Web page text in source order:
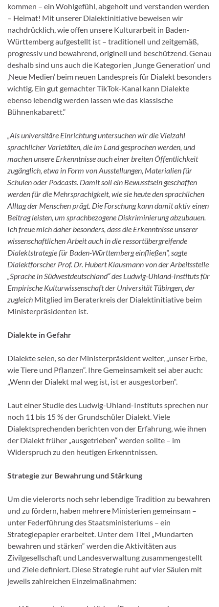
kommen – ein Wohlgefühl, abgeholt und verstanden werden
– Heimat! Mit unserer Dialektinitiative beweisen wir
nachdrücklich, wie offen unsere Kulturarbeit in Baden-
Württemberg aufgestellt ist – traditionell und zeitgemäß,
progressiv und bewahrend, originell und beschützend. Genau
deshalb sind uns auch die Kategorien ‚Junge Generation‘ und
‚Neue Medien‘ beim neuen Landespreis für Dialekt besonders
wichtig. Ein gut gemachter TikTok-Kanal kann Dialekte
ebenso lebendig werden lassen wie das klassische
Bühnenkabarett.“
„Als universitäre Einrichtung untersuchen wir die Vielzahl
sprachlicher Varietäten, die im Land gesprochen werden, und
machen unsere Erkenntnisse auch einer breiten Öffentlichkeit
zugänglich, etwa in Form von Ausstellungen, Materialien für
Schulen oder Podcasts. Damit soll ein Bewusstsein geschaffen
werden für die Mehrsprachigkeit, wie sie heute den sprachlichen
Alltag der Menschen prägt. Die Forschung kann damit aktiv einen
Beitrag leisten, um sprachbezogene Diskriminierung abzubauen.
Ich freue mich daher besonders, dass die Erkenntnisse unserer
wissenschaftlichen Arbeit auch in die ressortübergreifende
Dialektstrategie für Baden-Württemberg einfließen“, sagte
Dialektforscher Prof. Dr. Hubert Klausmann von der Arbeitsstelle
„Sprache in Südwestdeutschland“ des Ludwig-Uhland-Instituts für
Empirische Kulturwissenschaft der Universität Tübingen, der
zugleich Mitglied im Beraterkreis der Dialektinitiative beim
Ministerpräsidenten ist.
Dialekte in Gefahr
Dialekte seien, so der Ministerpräsident weiter, „unser Erbe,
wie Tiere und Pflanzen“. Ihre Gemeinsamkeit sei aber auch:
„Wenn der Dialekt mal weg ist, ist er ausgestorben“.
Laut einer Studie des Ludwig-Uhland-Instituts sprechen nur
noch 11 bis 15 % der Grundschüler Dialekt. Viele
Dialektsprechenden berichten von der Erfahrung, wie ihnen
der Dialekt früher „ausgetrieben“ werden sollte – im
Widerspruch zu den heutigen Erkenntnissen.
Strategie zur Bewahrung und Stärkung
Um die vielerorts noch sehr lebendige Tradition zu bewahren
und zu fördern, haben mehrere Ministerien gemeinsam –
unter Federführung des Staatsministeriums – ein
Strategiepapier erarbeitet. Unter dem Titel „Mundarten
bewahren und stärken“ werden die Aktivitäten aus
Zivilgesellschaft und Landesverwaltung zusammengestellt
und Ziele definiert. Diese Strategie ruht auf vier Säulen mit
jeweils zahlreichen Einzelmaßnahmen: